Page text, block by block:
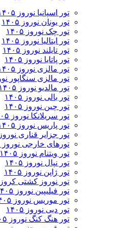
تور اسپانیا نوروز ۱۴۰۵
تور یونان نوروز ۱۴۰۵
تور چک نوروز ۱۴۰۵
تور ایتالیا نوروز ۱۴۰۵
تور تایلند نوروز ۱۴۰۵
تور پاتایا نوروز ۱۴۰۵
تور مالزی نوروز ۱۴۰۵
تور مالزی سنگاپور نوروز
تور مالدیو نوروز ۱۴۰۵
تور بالی نوروز ۱۴۰۵
تور چين نوروز ۱۴۰۵
تور سریلانکا نوروز ۱۴۰۵
تور پاریس نوروز ۱۴۰۵
تور جزایر قناری نوروز ۱۴۰۵
تورهای خارجی نوروز ۱۴۰۵
تور ویتنام نوروز ۱۴۰۵
تور نپال نوروز ۱۴۰۵
تور ژاپن نوروز ۱۴۰۵
تور نوروز کشتی کروز
تور فیلیپین نوروز ۱۴۰۵
تور موریس نوروز ۱۴۰۵
تور دبی نوروز ۱۴۰۵
تور هنگ کنگ نوروز ۱۴۰۵